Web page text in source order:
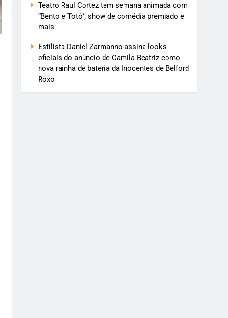
Teatro Raul Cortez tem semana animada com
“Bento e Totó”, show de comédia premiado e
mais
Estilista Daniel Zarmanno assina looks
oficiais do anúncio de Camila Beatriz como
nova rainha de bateria da Inocentes de Belford
Roxo